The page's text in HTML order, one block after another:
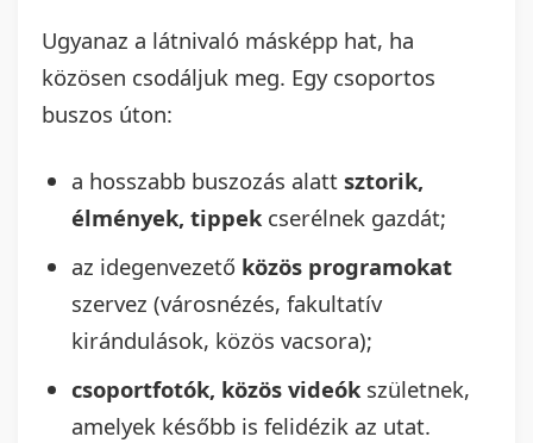
Ugyanaz a látnivaló másképp hat, ha
közösen csodáljuk meg. Egy csoportos
buszos úton:
a hosszabb buszozás alatt sztorik,
élmények, tippek cserélnek gazdát;
az idegenvezető közös programokat
szervez (városnézés, fakultatív
kirándulások, közös vacsora);
csoportfotók, közös videók születnek,
amelyek később is felidézik az utat.